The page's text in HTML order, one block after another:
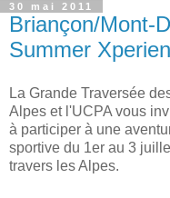
30 mai 2011
Briançon/Mont-
Summer
La Grande Traversée
Alpes et l'UCPA vous
à participer à une
sportive du 1er au 3
travers les Alpes.